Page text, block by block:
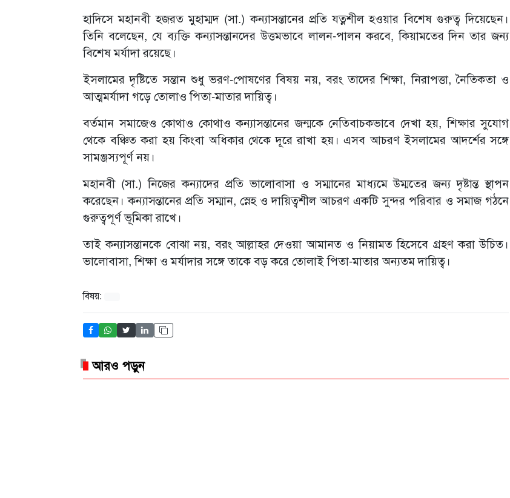
হাদিসে মহানবী হজরত মুহাম্মদ (সা.) কন্যাসন্তানের প্রতি যত্নশীল হওয়ার বিশেষ গুরুত্ব দিয়েছেন।
তিনি বলেছেন, যে ব্যক্তি কন্যাসন্তানদের উত্তমভাবে লালন-পালন করবে, কিয়ামতের দিন তার জন্য
বিশেষ মর্যাদা রয়েছে।
ইসলামের দৃষ্টিতে সন্তান শুধু ভরণ-পোষণের বিষয় নয়, বরং তাদের শিক্ষা, নিরাপত্তা, নৈতিকতা ও
আত্মমর্যাদা গড়ে তোলাও পিতা-মাতার দায়িত্ব।
বর্তমান সমাজেও কোথাও কোথাও কন্যাসন্তানের জন্মকে নেতিবাচকভাবে দেখা হয়, শিক্ষার সুযোগ
থেকে বঞ্চিত করা হয় কিংবা অধিকার থেকে দূরে রাখা হয়। এসব আচরণ ইসলামের আদর্শের সঙ্গে
সামঞ্জস্যপূর্ণ নয়।
মহানবী (সা.) নিজের কন্যাদের প্রতি ভালোবাসা ও সম্মানের মাধ্যমে উম্মতের জন্য দৃষ্টান্ত স্থাপন
করেছেন। কন্যাসন্তানের প্রতি সম্মান, স্নেহ ও দায়িত্বশীল আচরণ একটি সুন্দর পরিবার ও সমাজ গঠনে
গুরুত্বপূর্ণ ভূমিকা রাখে।
তাই কন্যাসন্তানকে বোঝা নয়, বরং আল্লাহর দেওয়া আমানত ও নিয়ামত হিসেবে গ্রহণ করা উচিত।
ভালোবাসা, শিক্ষা ও মর্যাদার সঙ্গে তাকে বড় করে তোলাই পিতা-মাতার অন্যতম দায়িত্ব।
বিষয়:
আরও পড়ুন